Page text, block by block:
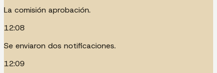
La comisión aprobación.
12:08
Se enviaron dos notificaciones.
12:09